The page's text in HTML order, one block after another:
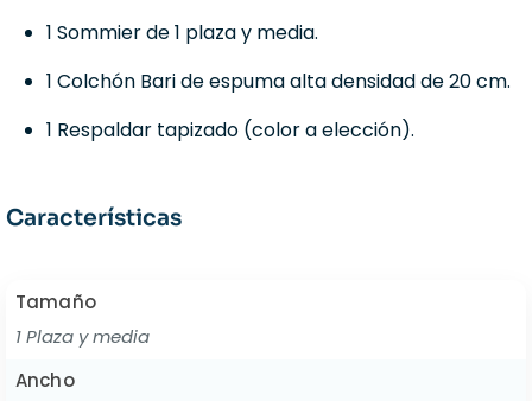
1 Sommier de 1 plaza y media.
1 Colchón Bari de espuma alta densidad de 20 cm.
1 Respaldar tapizado (color a elección).
Características
Tamaño
1 Plaza y media
Ancho